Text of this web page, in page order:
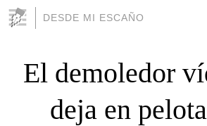
DESDE MI ESCAÑO
El demoledor
deja en